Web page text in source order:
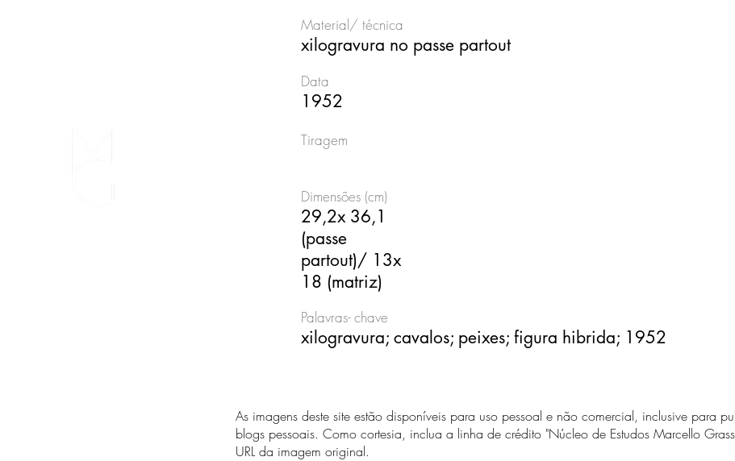
Material/ técnica
xilogravura no passe partout
Data
1952
Tiragem
Dimensões (cm)
29,2x 36,1
(passe
partout)/ 13x
18 (matriz)
Palavras- chave
xilogravura; cavalos; peixes; figura hibrida; 1952
As imagens deste site estão disponíveis para uso pessoal e não comercial, inclusive para
blogs pessoais. Como cortesia, inclua a linha de crédito "Núcleo de Estudos Marcello
URL da imagem original.